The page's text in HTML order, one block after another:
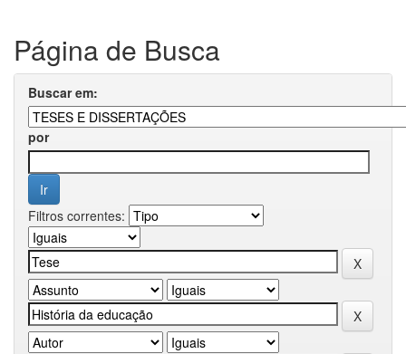
Página de Busca
Buscar em:
por
Filtros correntes: